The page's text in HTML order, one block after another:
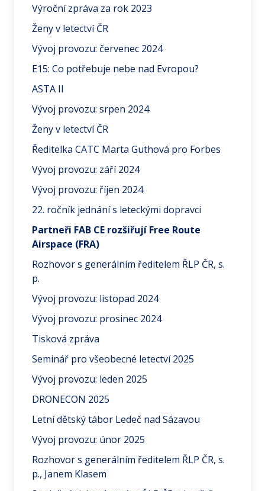
Výroční zpráva za rok 2023
Ženy v letectví ČR
Vývoj provozu: červenec 2024
E15: Co potřebuje nebe nad Evropou?
ASTA II
Vývoj provozu: srpen 2024
Ženy v letectví ČR
Ředitelka CATC Marta Guthová pro Forbes
Vývoj provozu: září 2024
Vývoj provozu: říjen 2024
22. ročník jednání s leteckými dopravci
Partneři FAB CE rozšiřují Free Route
Airspace (FRA)
Rozhovor s generálním ředitelem ŘLP ČR, s.
p.
Vývoj provozu: listopad 2024
Vývoj provozu: prosinec 2024
Tisková zpráva
Seminář pro všeobecné letectví 2025
Vývoj provozu: leden 2025
DRONECON 2025
Letní dětský tábor Ledeč nad Sázavou
Vývoj provozu: únor 2025
Rozhovor s generálním ředitelem ŘLP ČR, s.
p., Janem Klasem